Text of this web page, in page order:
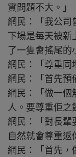
實問題不大。」
網民：「我公司
下場是每天被新
了一隻會搖尾的
網民：「尊重同
網民：「首先預
網民：「做一個
人。要尊重佢之
網民：「對長輩
自然就會尊重返
網民：「首先，